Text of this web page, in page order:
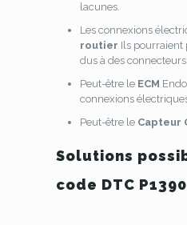
lacunes.
Les connexions
routier Ils pourraient
dus à des
Peut-être le ECM
connexions
Peut-être le Capteur
Solutions
code DTC P1390